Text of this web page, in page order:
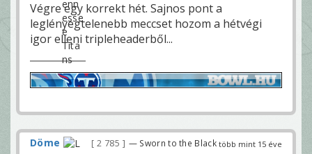
Végre egy korrekt hét. Sajnos pont a
leglényegtelenebb meccset hozom a hétvégi
igor elleni tripleheaderből...
több mint 15 éve
Döme 2 785 — Sworn to the Black